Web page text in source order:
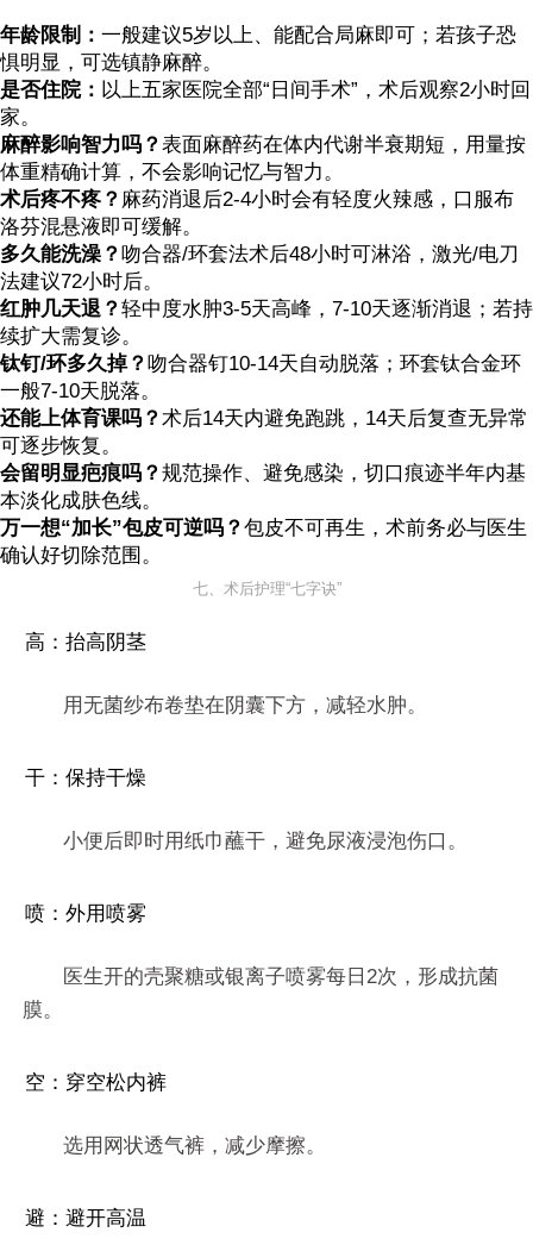
年龄限制： 一般建议5岁以上、能配合局麻即可；若孩子恐
惧明显，可选镇静麻醉。
是否住院： 以上五家医院全部“日间手术”，术后观察2小时回
家。
麻醉影响智力吗？ 表面麻醉药在体内代谢半衰期短，用量按
体重精确计算，不会影响记忆与智力。
术后疼不疼？ 麻药消退后2-4小时会有轻度火辣感，口服布
洛芬混悬液即可缓解。
多久能洗澡？ 吻合器/环套法术后48小时可淋浴，激光/电刀
法建议72小时后。
红肿几天退？ 轻中度水肿3-5天高峰，7-10天逐渐消退；若持
续扩大需复诊。
钛钉/环多久掉？ 吻合器钉10-14天自动脱落；环套钛合金环
一般7-10天脱落。
还能上体育课吗？ 术后14天内避免跑跳，14天后复查无异常
可逐步恢复。
会留明显疤痕吗？ 规范操作、避免感染，切口痕迹半年内基
本淡化成肤色线。
万一想“加长”包皮可逆吗？ 包皮不可再生，术前务必与医生
确认好切除范围。
七、术后护理“七字诀”
高：抬高阴茎
用无菌纱布卷垫在阴囊下方，减轻水肿。
干：保持干燥
小便后即时用纸巾蘸干，避免尿液浸泡伤口。
喷：外用喷雾
医生开的壳聚糖或银离子喷雾每日2次，形成抗菌
膜。
空：穿空松内裤
选用网状透气裤，减少摩擦。
避：避开高温